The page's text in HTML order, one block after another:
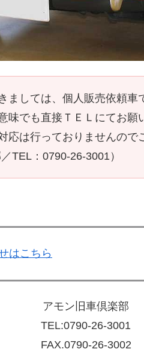
ましては、個人販売依頼車
味でも直接ＴＥＬにてお願
応は行っておりませんので
TEL： 0790-26-3001 ）
はこちら
アモン旧車倶楽部
TEL:0790-26-3001
FAX.0790-26-3002